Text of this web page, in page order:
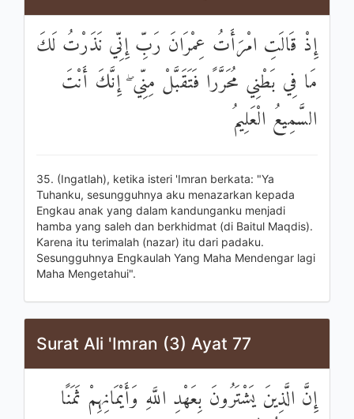
إِذْ قَالَتِ امْرَأَتُ عِمْرَانَ رَبِّ إِنِّي نَذَرْتُ لَكَ
مَا فِي بَطْنِي مُحَرَّرًا فَتَقَبَّلْ مِنِّي ۖ إِنَّكَ أَنْتَ
السَّمِيعُ الْعَلِيمُ
35. (Ingatlah), ketika isteri 'Imran berkata: "Ya
Tuhanku, sesungguhnya aku menazarkan kepada
Engkau anak yang dalam kandunganku menjadi
hamba yang saleh dan berkhidmat (di Baitul Maqdis).
Karena itu terimalah (nazar) itu dari padaku.
Sesungguhnya Engkaulah Yang Maha Mendengar lagi
Maha Mengetahui".
Surat Ali 'Imran (3) Ayat 77
إِنَّ الَّذِينَ يَشْتَرُونَ بِعَهْدِ اللَّهِ وَأَيْمَانِهِمْ ثَمَنًا